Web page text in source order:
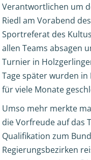
Verantwortlichen um
Riedl am Vorabend
Sportreferat des
allen Teams absagen
Turnier in
Tage später wurden
für viele Monate
Umso mehr merkte
die Vorfreude auf das
Qualifikation zum
Regierungsbezirken